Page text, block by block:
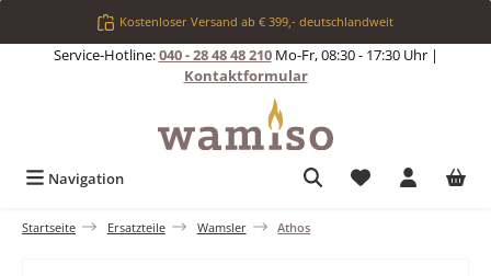
Zum Hauptinhalt springenKostenloser Versand ab € 399,- deutschlandweit
Service-Hotline:040 - 28 48 48 210Mo-Fr, 08:30 - 17:30 Uhr |
Kontaktformular
Navigation Du hast 0
Startseite Ersatzteile Wamsler Athos